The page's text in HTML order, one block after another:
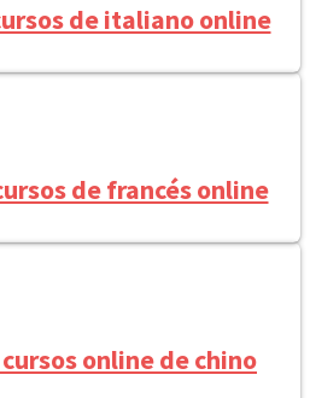
de italiano online
de francés online
online de chino